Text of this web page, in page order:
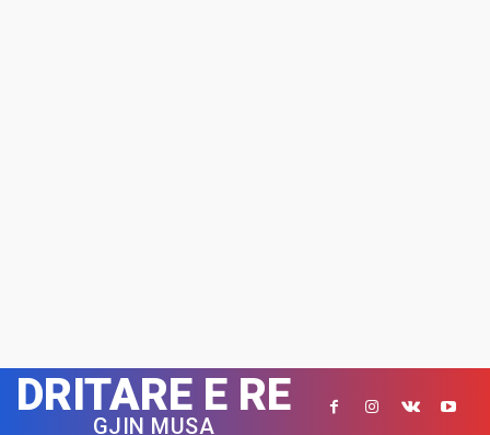
DRITARE E RE
GJIN MUSA